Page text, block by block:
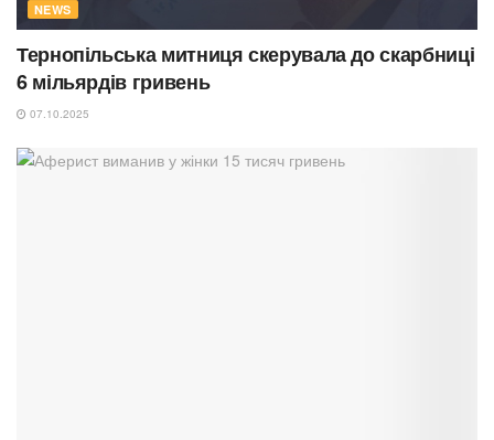
NEWS
Тернопільська митниця скерувала до скарбниці
6 мільярдів гривень
07.10.2025